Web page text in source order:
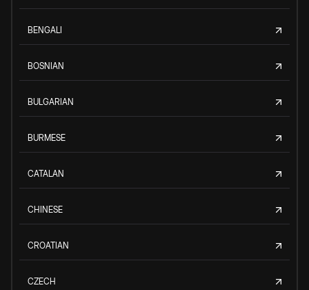
BENGALI
BOSNIAN
BULGARIAN
BURMESE
CATALAN
CHINESE
CROATIAN
CZECH